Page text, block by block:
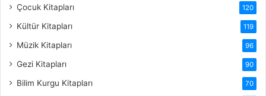
Çocuk Kitapları 120
Kültür Kitapları 119
Müzik Kitapları 96
Gezi Kitapları 90
Bilim Kurgu Kitapları 70